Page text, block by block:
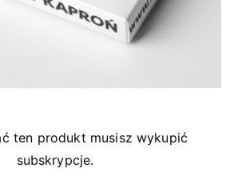
ten produkt musisz wykupić
subskrypcje.